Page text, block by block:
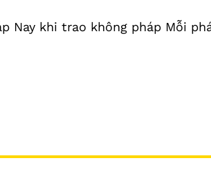
Nay khi trao không pháp Mỗi